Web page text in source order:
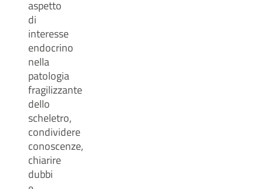
aspetto
di
interesse
endocrino
nella
patologia
fragilizzante
dello
scheletro,
condividere
conoscenze,
chiarire
dubbi